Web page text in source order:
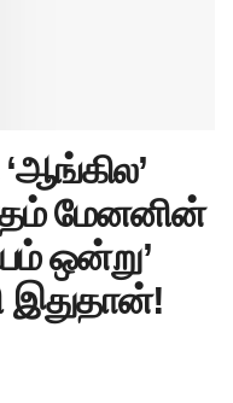
மேனனின்
ஒன்று’
இதுதான்!